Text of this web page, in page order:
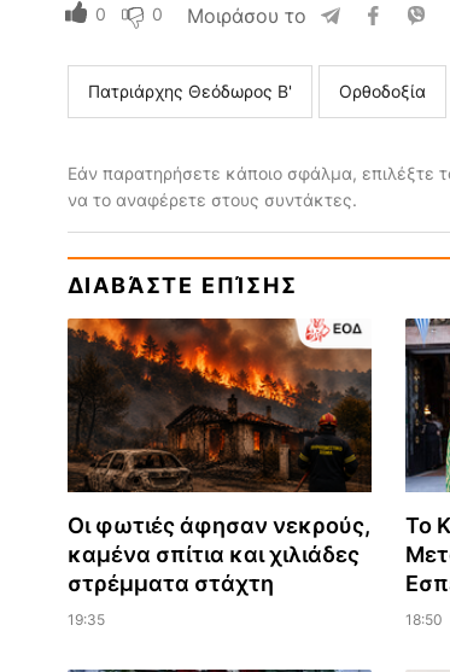
0 0 Μοιράσου το
Πατριάρχης Θεόδωρος Β' Ορθοδοξία
Εάν παρατηρήσετε κάποιο σφάλμα, επιλέξτε
να το αναφέρετε στους συντάκτες.
ΔΙΑΒΆΣΤΕ ΕΠΊΣΗΣ
Οι φωτιές άφησαν νεκρούς,
καμένα σπίτια και χιλιάδες
στρέμματα στάχτη
19:35
Το
18:50